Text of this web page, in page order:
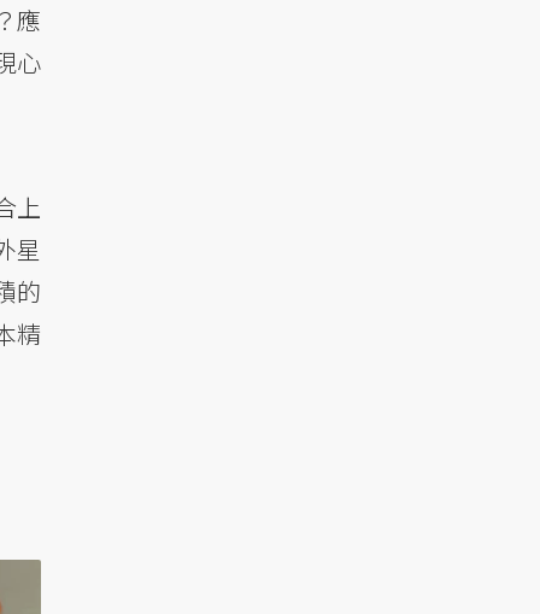
應
心
上
星
的
精